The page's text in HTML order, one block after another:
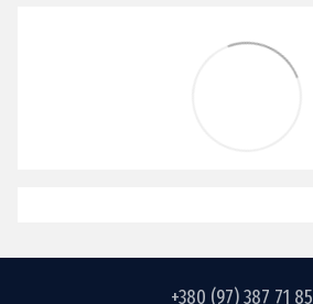
+380 (97) 387 71 85